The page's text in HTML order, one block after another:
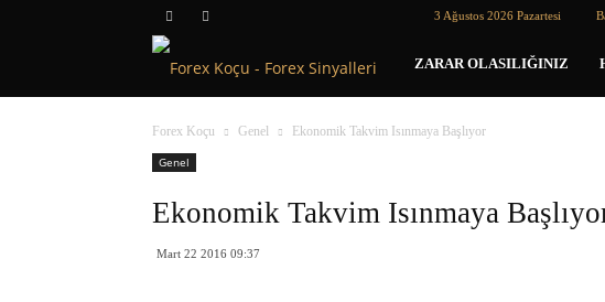
3 Ağustos 2026 Pazartesi
Forex
Koçu
ZARAR OLASILIĞINIZ
Forex Koçu Genel
Ekonomik Takvim Isınmaya Başlıyor
Genel
Ekonomik Takvim Isınmaya
Mart 22 2016 09:37